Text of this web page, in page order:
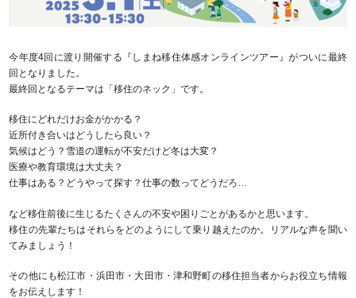
今年度4回に渡り開催する『しまね移住体感オンラインツアー』がついに最終
回となりました。
最終回となるテーマは「移住のネック」です。
移住にどれだけお金がかかる？
近所付き合いはどうしたら良い？
気候はどう？雪道の運転が不安だけど冬は大変？
医療や教育環境は大丈夫？
仕事はある？どうやって探す？仕事の数ってどうだろ…
など移住前後に生じるたくさんの不安や困りごとがあるかと思います。
移住の先輩たちはそれらをどのようにして乗り越えたのか。リアルな声を聞い
てみましょう！
その他にも松江市・浜田市・大田市・津和野町の移住担当者からお役立ち情報
をお伝えします！